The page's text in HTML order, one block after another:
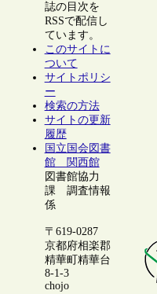
誌の目次を
RSSで配信し
ています。
このサイトに
ついて
サイトポリシ
ー
検索の方法
サイトの更新
履歴
国立国会図書
館 関西館
図書館協力
課 調査情報
係
〒619-0287
京都府相楽郡
精華町精華台
8-1-3
chojo